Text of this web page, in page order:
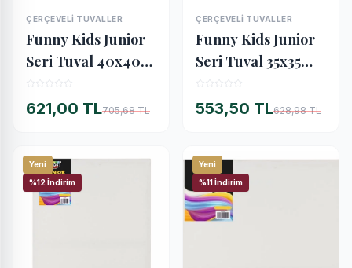
ÇERÇEVELI TUVALLER
Funny Kids Junior
Seri Tuval 40x40
621,00 TL705,68 TL
ÇERÇEVELI TUVALLER
Funny Kids Junior
Seri Tuval 35x35
553,50 TL628,98 TL
Yeni
%12 İndirim
Yeni
%11 İndirim